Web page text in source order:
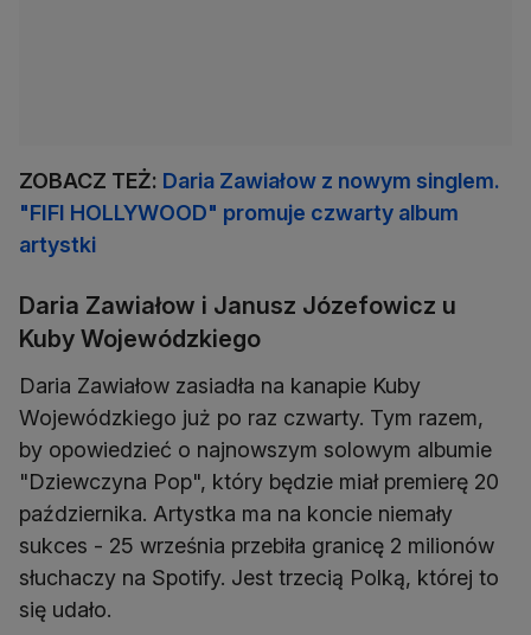
ZOBACZ TEŻ: Daria Zawiałow z nowym singlem.
"FIFI HOLLYWOOD" promuje czwarty album
artystki
Daria Zawiałow i Janusz Józefowicz u
Kuby Wojewódzkiego
Daria Zawiałow zasiadła na kanapie Kuby
Wojewódzkiego już po raz czwarty. Tym razem,
by opowiedzieć o najnowszym solowym albumie
"Dziewczyna Pop", który będzie miał premierę 20
października. Artystka ma na koncie niemały
sukces - 25 września przebiła granicę 2 milionów
słuchaczy na Spotify. Jest trzecią Polką, której to
się udało.